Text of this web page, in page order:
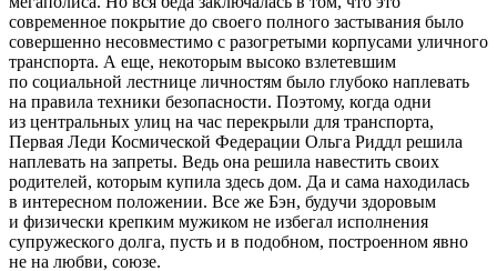
современное покрытие до своего полного застывания было
совершенно несовместимо с разогретыми корпусами уличного
транспорта. А еще, некоторым высоко взлетевшим
по социальной лестнице личностям было глубоко наплевать
на правила техники безопасности. Поэтому, когда одни
из центральных улиц на час перекрыли для транспорта,
Первая Леди Космической Федерации Ольга Риддл решила
наплевать на запреты. Ведь она решила навестить своих
родителей, которым купила здесь дом. Да и сама находилась
в интересном положении. Все же Бэн, будучи здоровым
и физически крепким мужиком не избегал исполнения
супружеского долга, пусть и в подобном, построенном явно
не на любви, союзе.